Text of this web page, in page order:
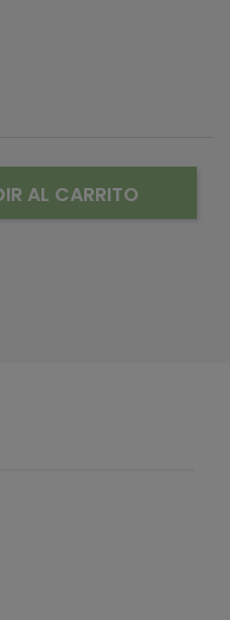
AL CARRITO